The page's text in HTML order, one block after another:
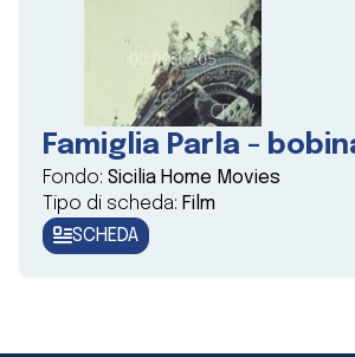
Famiglia Parla -
Fondo: Sicilia Home Movies
Tipo di scheda: Film
SCHEDA